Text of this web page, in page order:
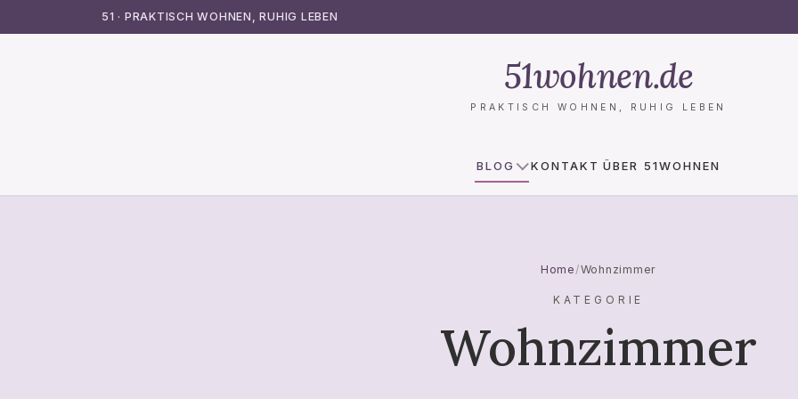
51 · PRAKTISCH WOHNEN, RUHIG LEBEN
51wohnen.de
PRAKTISCH WOHNEN, RUHIG LEBEN
BLOG KONTAKT ÜBER 51WOHNEN
Home/Wohnzimmer
KATEGORIE
Wohnzimmer